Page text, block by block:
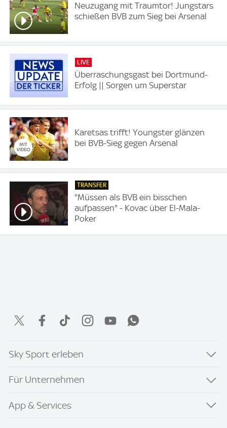
Neuzugang mit Traumtor! Jungstars
schießen BVB zum Sieg bei Arsenal
LIVE
Überraschungsgast bei Dortmund-
Erfolg || Sorgen um Superstar
Karetsas trifft! Youngster glänzen
bei BVB-Sieg gegen Arsenal
TRANSFER
"Müssen als BVB ein bisschen
aufpassen" - Kovac über El-Mala-
Poker
Sky Sport erleben
Für Unternehmen
App & Services